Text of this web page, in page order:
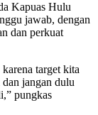
Kapuas Hulu
jawab, dengan
dan perkuat
target kita
jangan dulu
pungkas